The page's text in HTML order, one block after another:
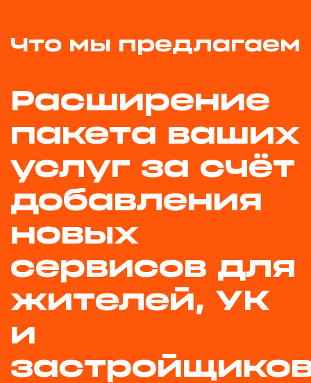
Что мы предлагаем
Расширение
пакета ваших
услуг за счёт
добавления
новых
сервисов для
жителей, УК
и